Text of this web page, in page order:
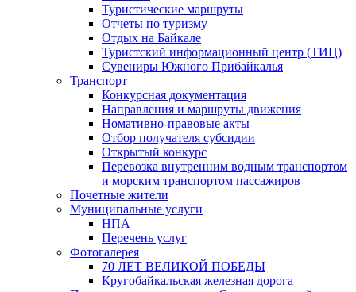
Туристические маршруты
Отчеты по туризму
Отдых на Байкале
Туристский информационный центр (ТИЦ)
Сувениры Южного Прибайкалья
Транспорт
Конкурсная документация
Направления и маршруты движения
Номативно-правовые акты
Отбор получателя субсидии
Открытый конкурс
Перевозка внутренним водным транспортом
и морским транспортом пассажиров
Почетные жители
Муниципальные услуги
НПА
Перечень услуг
Фотогалерея
70 ЛЕТ ВЕЛИКОЙ ПОБЕДЫ
Кругобайкальская железная дорога